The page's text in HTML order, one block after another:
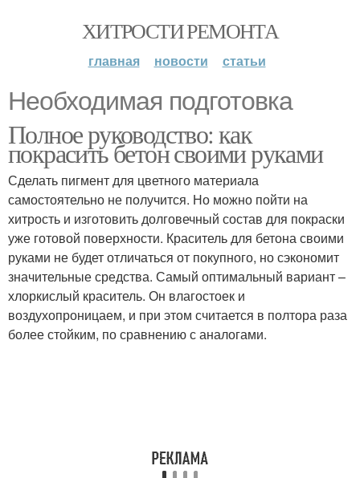
ХИТРОСТИ РЕМОНТА
главная новости статьи
Необходимая подготовка
Полное руководство: как
покрасить бетон своими руками
Сделать пигмент для цветного материала
самостоятельно не получится. Но можно пойти на
хитрость и изготовить долговечный состав для покраски
уже готовой поверхности. Краситель для бетона своими
руками не будет отличаться от покупного, но сэкономит
значительные средства. Самый оптимальный вариант –
хлоркислый краситель. Он влагостоек и
воздухопроницаем, и при этом считается в полтора раза
более стойким, по сравнению с аналогами.